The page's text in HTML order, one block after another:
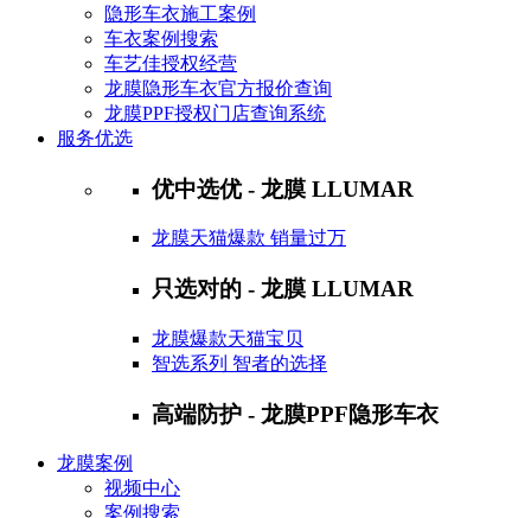
隐形车衣施工案例
车衣案例搜索
车艺佳授权经营
龙膜隐形车衣官方报价查询
龙膜PPF授权门店查询系统
服务优选
优中选优 - 龙膜 LLUMAR
龙膜天猫爆款 销量过万
只选对的 - 龙膜 LLUMAR
龙膜爆款天猫宝贝
智选系列 智者的选择
高端防护 - 龙膜PPF隐形车衣
龙膜案例
视频中心
案例搜索